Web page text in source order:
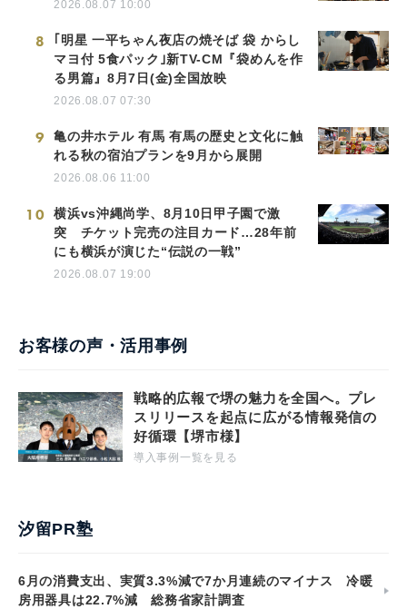
2026.08.07 10:00
8
｢明星 一平ちゃん夜店の焼そば 袋 からし
マヨ付 5食パック｣新TV-CM『袋めんを作
る男篇』8月7日(金)全国放映
2026.08.07 07:30
9
亀の井ホテル 有馬 有馬の歴史と文化に触
れる秋の宿泊プランを9月から展開
2026.08.06 11:00
10
横浜vs沖縄尚学、8月10日甲子園で激
突 チケット完売の注目カード…28年前
にも横浜が演じた“伝説の一戦”
2026.08.07 19:00
お客様の声・活用事例
戦略的広報で堺の魅力を全国へ。プレ
スリリースを起点に広がる情報発信の
好循環【堺市様】
導入事例一覧を見る
汐留PR塾
6月の消費支出、実質3.3%減で7か月連続のマイナス 冷暖
房用器具は22.7%減 総務省家計調査